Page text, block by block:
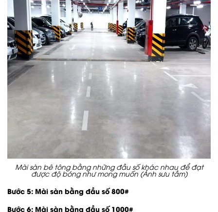
Mài sàn bê tông bằng những đầu số khác nhau để đạt
được độ bóng như mong muốn (Ảnh sưu tầm)
Bước 5: Mài sàn bằng đầu số 800#
Bước 6: Mài sàn bằng đầu số 1000#